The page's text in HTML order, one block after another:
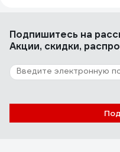
Подпишитесь на
Акции, скидки,